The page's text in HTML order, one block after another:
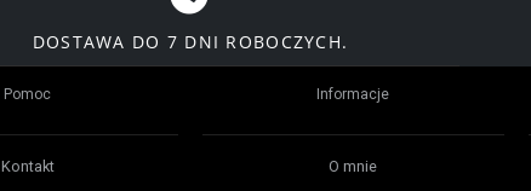
DOSTAWA DO 7 DNI ROBOCZYCH.
Pomoc
Kontakt
Informacje
O mnie